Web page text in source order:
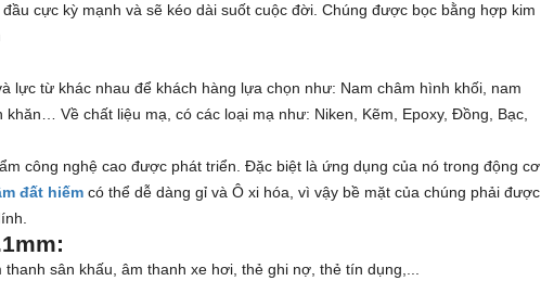
cực kỳ mạnh và sẽ kéo dài suốt cuộc đời. Chúng được bọc bằng hợp kim
lực từ khác nhau để khách hàng lựa chọn như: Nam châm hình khối, nam
Về chất liệu mạ, có các loại mạ như: Niken, Kẽm, Epoxy, Đồng, Bạc,
công nghệ cao được phát triển. Đặc biệt là ứng dụng của nó trong động cơ
đất hiếm có thể dễ dàng gỉ và Ô xi hóa, vì vậy bề mặt của chúng phải được
sân khấu, âm thanh xe hơi, thẻ ghi nợ, thẻ tín dụng,...